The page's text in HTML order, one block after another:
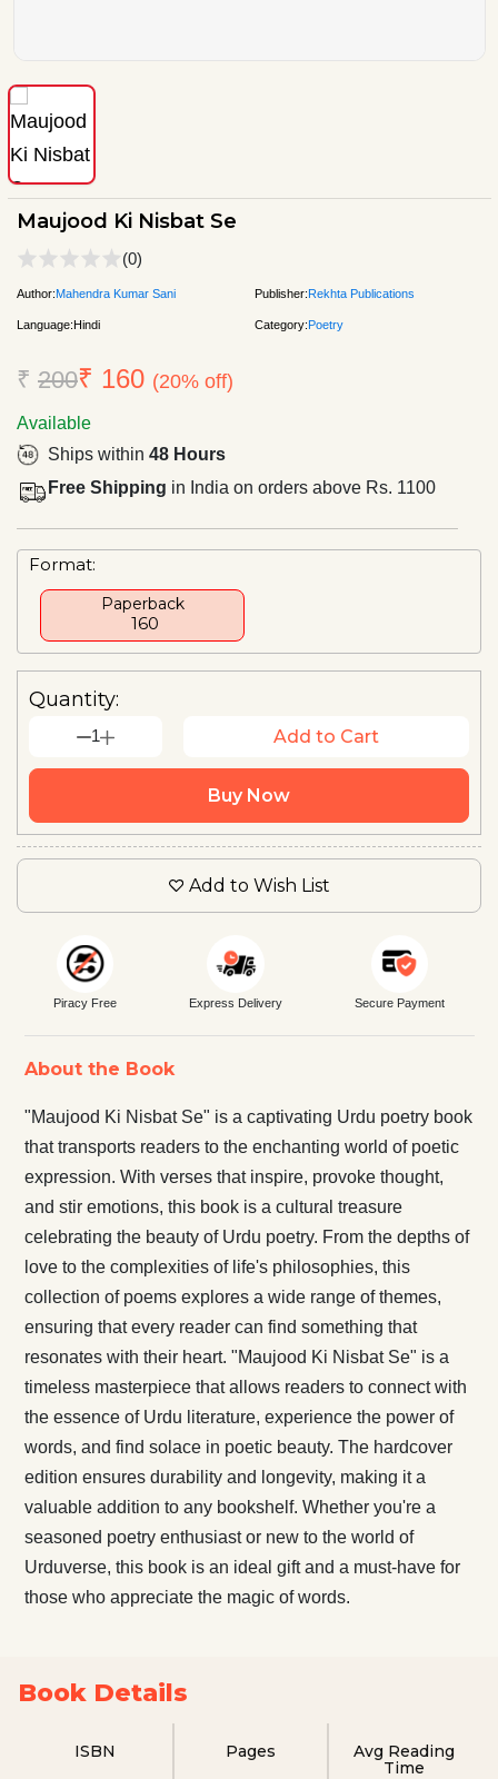
Maujood Ki Nisbat Se
(0)
Author:Mahendra Kumar Sani Publisher:Rekhta Publications
Language:Hindi Category:Poetry
₹ 200₹ 160 (20% off)
Available
Ships within 48 Hours
Free Shipping in India on orders above Rs. 1100
Format:
Paperback
₹ 160
Quantity:
1 Add to Cart
Buy Now
Add to Wish List
Piracy Free Express Delivery Secure Payment
About the Book
"Maujood Ki Nisbat Se" is a captivating Urdu poetry book
that transports readers to the enchanting world of poetic
expression. With verses that inspire, provoke thought,
and stir emotions, this book is a cultural treasure
celebrating the beauty of Urdu poetry. From the depths of
love to the complexities of life's philosophies, this
collection of poems explores a wide range of themes,
ensuring that every reader can find something that
resonates with their heart. "Maujood Ki Nisbat Se" is a
timeless masterpiece that allows readers to connect with
the essence of Urdu literature, experience the power of
words, and find solace in poetic beauty. The hardcover
edition ensures durability and longevity, making it a
valuable addition to any bookshelf. Whether you're a
seasoned poetry enthusiast or new to the world of
Urduverse, this book is an ideal gift and a must-have for
those who appreciate the magic of words.
Book Details
ISBN Pages
Avg Reading
Time